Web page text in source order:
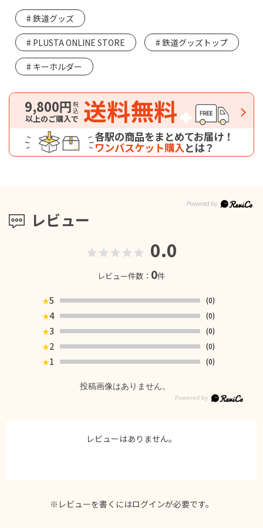
レビュー
0.0
レビュー件数： 0件
★5
(0)
★4
(0)
★3
(0)
★2
(0)
★1 (0)
投稿画像はありません。
レビューはありません。
※レビューを書くにはログインが必要です。
鉄道グッズ
PLUSTA ONLINE STORE 鉄道グッズトップ
キーホルダー
9,800円税込
以上のご購入で 送料無料
各駅の商品をまとめてお届け！
ワンバスケット購入とは？